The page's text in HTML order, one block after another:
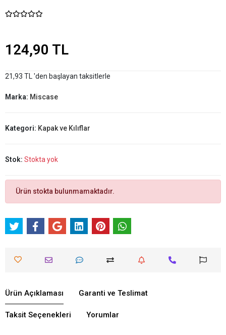
124,90 TL
21,93 TL 'den başlayan taksitlerle
Marka: Miscase
Kategori: Kapak ve Kılıflar
Stok: Stokta yok
Ürün stokta bulunmamaktadır.
Ürün Açıklaması Garanti ve Teslimat
Taksit Seçenekleri Yorumlar